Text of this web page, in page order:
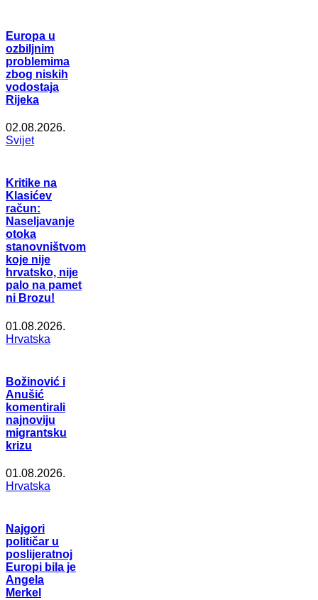
Europa u
ozbiljnim
problemima
zbog niskih
vodostaja
Rijeka
02.08.2026.
Svijet
Kritike na
Klasićev
račun:
Naseljavanje
otoka
stanovništvom
koje nije
hrvatsko, nije
palo na pamet
ni Brozu!
01.08.2026.
Hrvatska
Božinović i
Anušić
komentirali
najnoviju
migrantsku
krizu
01.08.2026.
Hrvatska
Najgori
političar u
poslijeratnoj
Europi bila je
Angela
Merkel